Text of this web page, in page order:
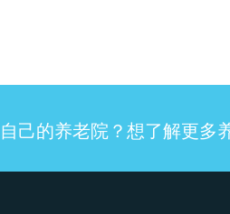
己的养老院？想了解更多